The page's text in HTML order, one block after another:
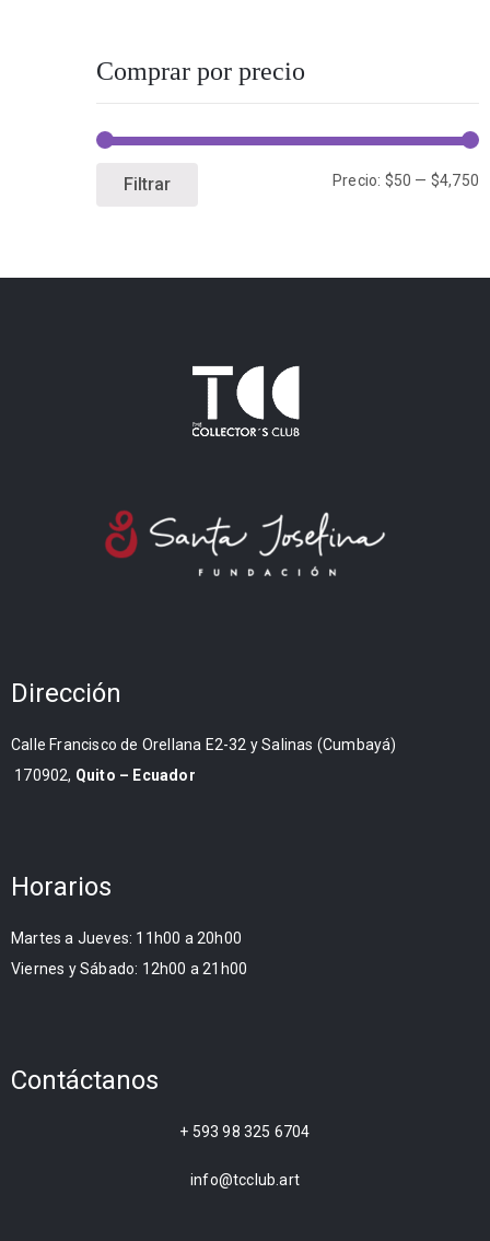
Comprar por precio
Filtrar Precio: $50 — $4,750
Dirección
Calle Francisco de Orellana E2-32 y Salinas (Cumbayá)
170902, Quito – Ecuador
Horarios
Martes a Jueves: 11h00 a 20h00
Viernes y Sábado: 12h00 a 21h00
Contáctanos
+ 593 98 325 6704
info@tcclub.art